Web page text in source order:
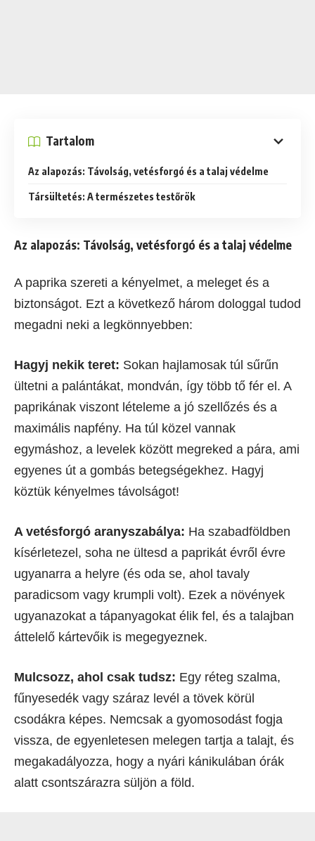
Tartalom
Az alapozás: Távolság, vetésforgó és a talaj védelme
Társültetés: A természetes testőrök
Az alapozás: Távolság, vetésforgó és a talaj védelme
A paprika szereti a kényelmet, a meleget és a
biztonságot. Ezt a következő három dologgal tudod
megadni neki a legkönnyebben:
Hagyj nekik teret: Sokan hajlamosak túl sűrűn
ültetni a palántákat, mondván, így több tő fér el. A
paprikának viszont lételeme a jó szellőzés és a
maximális napfény. Ha túl közel vannak
egymáshoz, a levelek között megreked a pára, ami
egyenes út a gombás betegségekhez. Hagyj
köztük kényelmes távolságot!
A vetésforgó aranyszabálya: Ha szabadföldben
kísérletezel, soha ne ültesd a paprikát évről évre
ugyanarra a helyre (és oda se, ahol tavaly
paradicsom vagy krumpli volt). Ezek a növények
ugyanazokat a tápanyagokat élik fel, és a talajban
áttelelő kártevőik is megegyeznek.
Mulcsozz, ahol csak tudsz: Egy réteg szalma,
fűnyesedék vagy száraz levél a tövek körül
csodákra képes. Nemcsak a gyomosodást fogja
vissza, de egyenletesen melegen tartja a talajt, és
megakadályozza, hogy a nyári kánikulában órák
alatt csontszárazra süljön a föld.